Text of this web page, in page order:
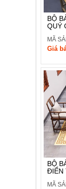
BỘ
QUÝ
MÃ
Giá
BỘ
ĐIỂN
MÃ